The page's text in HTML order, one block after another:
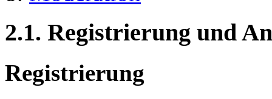
2.1. Registrierung und
Registrierung